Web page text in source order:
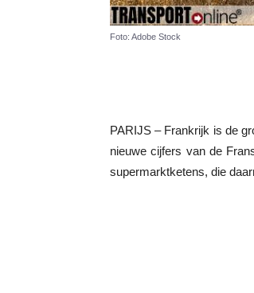
Foto: Adobe Stock
PARIJS – Frankrijk is de
nieuwe cijfers van de
supermarktketens, die